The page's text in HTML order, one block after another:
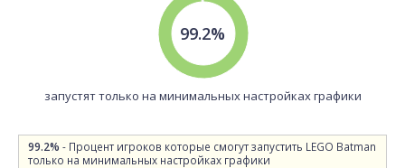
99.2%
запустят только на минимальных настройках графики
99.2% - Процент игроков которые смогут запустить LEGO Batman
только на минимальных настройках графики